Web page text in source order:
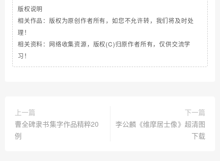
版权说明
相关作品：版权为原创作者所有，如您不允许转，我们将及时处
理！
相关资料：网络收集资源，版权(C)归原作者所有，仅供交流学
习！
上一篇
曹全碑隶书集字作品精粹20
例
下一篇
李公麟《维摩居士像》超清图
下载